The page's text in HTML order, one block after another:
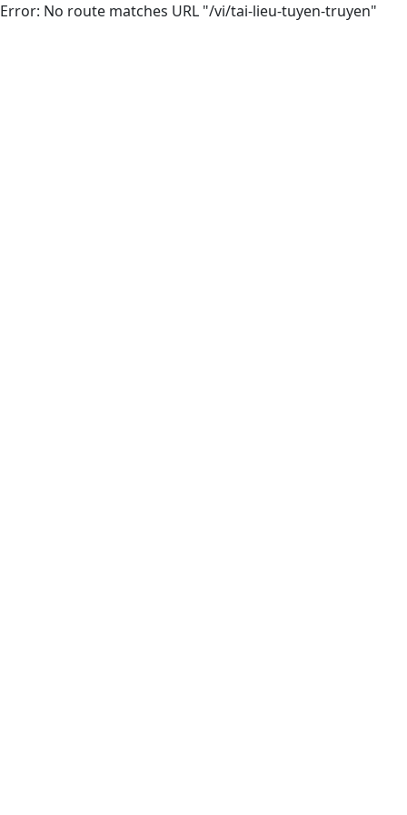
Error: No route matches URL "/vi/tai-lieu-tuyen-truyen"